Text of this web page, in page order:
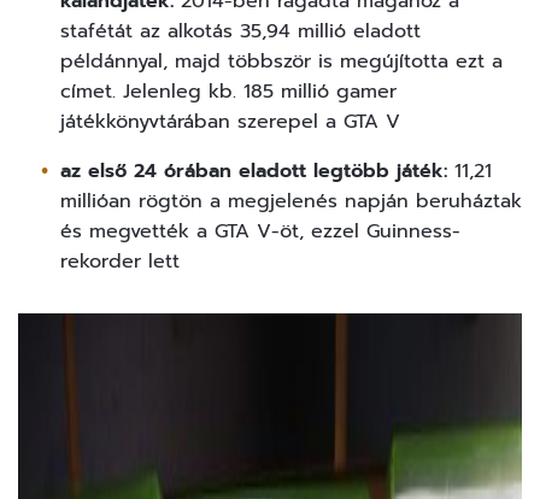
stafétát az alkotás 35,94 millió eladott
példánnyal, majd többször is megújította ezt a
címet. Jelenleg kb. 185 millió gamer
játékkönyvtárában szerepel a GTA V
az első 24 órában eladott legtöbb játék: 11,21
millióan rögtön a megjelenés napján beruháztak
és megvették a GTA V-öt, ezzel Guinness-
rekorder lett